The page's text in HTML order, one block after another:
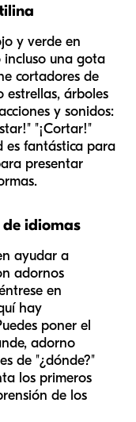
y verde en
incluso una gota
cortadores de
estrellas, árboles
y sonidos:
"¡Cortar!"
es fantástica para
presentar
de idiomas
ayudar a
adornos
en
hay
poner el
adorno
de "¿dónde?"
los primeros
de los